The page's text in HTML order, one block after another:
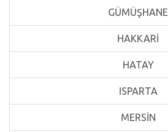
GÜMÜŞHANE
HAKKARİ
HATAY
ISPARTA
MERSİN